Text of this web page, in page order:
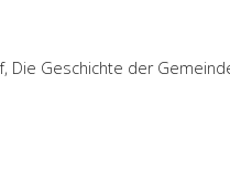
Die Geschichte der